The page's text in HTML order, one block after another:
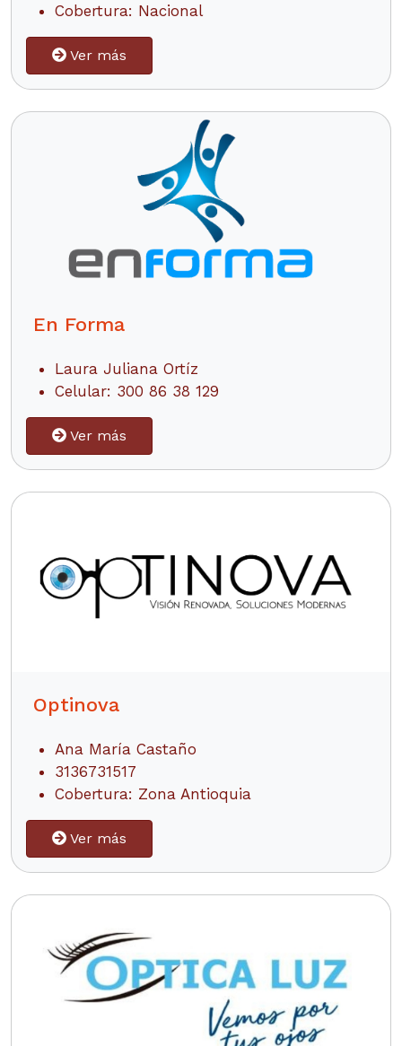
Cobertura: Nacional
Ver más
En Forma
Laura Juliana Ortíz
Celular: 300 86 38 129
Ver más
Optinova
Ana María Castaño
3136731517
Cobertura: Zona Antioquia
Ver más